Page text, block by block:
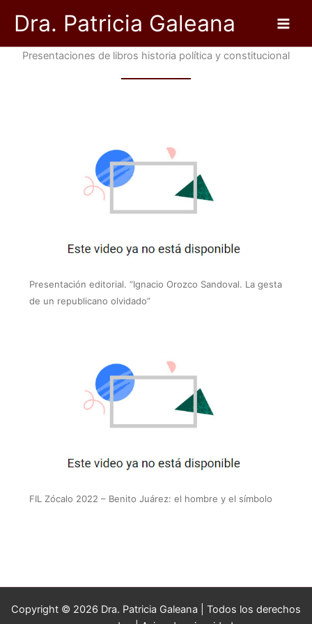
Dra. Patricia Galeana
Presentaciones de libros historia política y constitucional
Presentación editorial. “Ignacio Orozco Sandoval. La gesta
de un republicano olvidado”
FIL Zócalo 2022 – Benito Juárez: el hombre y el símbolo
Copyright © 2026 Dra. Patricia Galeana | Todos los derechos